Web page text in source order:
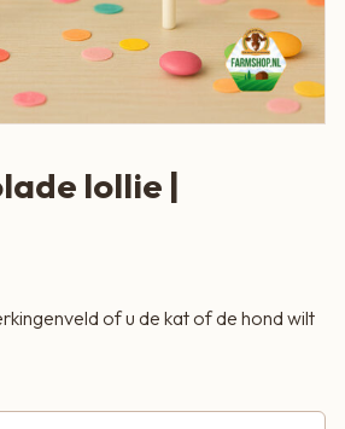
lollie |
of u de kat of de hond wilt